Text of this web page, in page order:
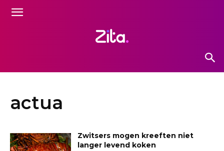
actua
Zwitsers mogen kreeften niet
langer levend koken